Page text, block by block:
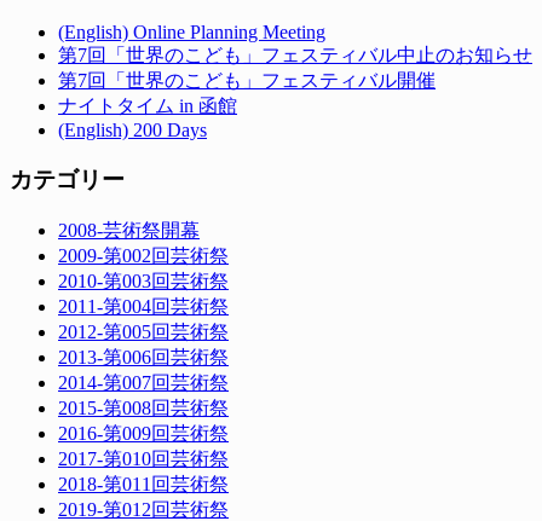
(English) Online Planning Meeting
第7回「世界のこども」フェスティバル中止のお知らせ
第7回「世界のこども」フェスティバル開催
ナイトタイム in 函館
(English) 200 Days
カテゴリー
2008-芸術祭開幕
2009-第002回芸術祭
2010-第003回芸術祭
2011-第004回芸術祭
2012-第005回芸術祭
2013-第006回芸術祭
2014-第007回芸術祭
2015-第008回芸術祭
2016-第009回芸術祭
2017-第010回芸術祭
2018-第011回芸術祭
2019-第012回芸術祭